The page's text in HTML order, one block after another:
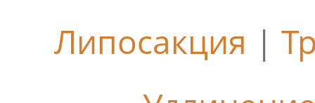
Липосакция |